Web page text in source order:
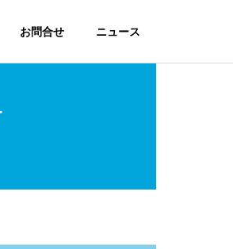
お問合せ ニュース